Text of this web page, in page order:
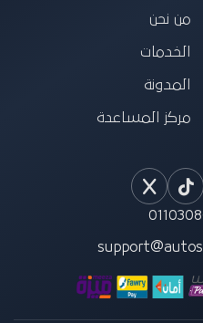
من نحن
الخدمات
المدونة
مركز المساعدة